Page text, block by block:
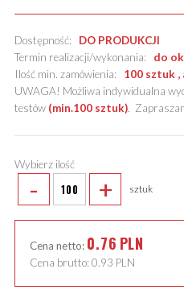
Dostępność: DO PRODUKCJI
Termin realizacji/wykonania: do
Ilość min. zamówienia: 100 sztuk ,
UWAGA! Możliwa indywidualna
testów (min.100 sztuk).
Wybierz ilość
- + sztuk
Cena netto: 0.76 PLN
Cena brutto: 0.93 PLN